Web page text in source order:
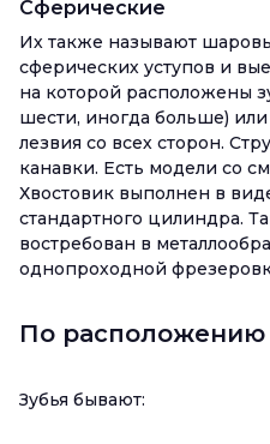
Сферические
Их также называют
сферических уступов и
на которой расположены
шести, иногда больше)
лезвия со всех сторон.
канавки. Есть модели со
Хвостовик выполнен в
стандартного цилиндра.
востребован в
однопроходной
По расположению
Зубья бывают: